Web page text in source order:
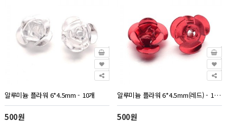
알루미늄 플라워 6*4.5mm - 10개
500원
알루미늄 플라워 6*4.5mm(레드) - 10개
500원